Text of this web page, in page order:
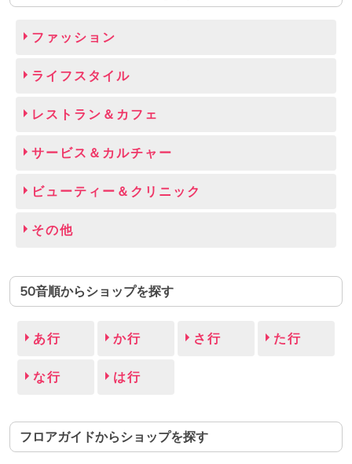
ファッション
ライフスタイル
レストラン＆カフェ
サービス＆カルチャー
ビューティー＆クリニック
その他
50音順からショップを探す
あ行 か行 さ行 た行
な行 は行
フロアガイドからショップを探す